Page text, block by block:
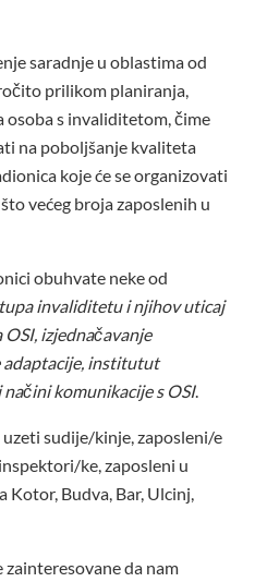
saradnje u oblastima od
prilikom planiranja,
s invaliditetom, čime
na poboljšanje kvaliteta
koje će se organizovati
većeg broja zaposlenih u
obuhvate neke od
invaliditetu i njihov uticaj
izjednačavanje
adaptacije, institutut
komunikacije s OSI.
sudije/kinje, zaposleni/e
ke, zaposleni u
Kotor, Budva, Bar, Ulcinj,
da nam